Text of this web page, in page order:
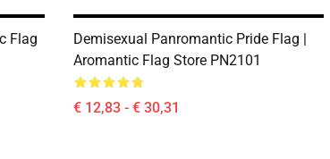
Flag
Demisexual Panromantic Pride Flag |
Aromantic Flag Store PN2101
€ 12,83 - € 30,31